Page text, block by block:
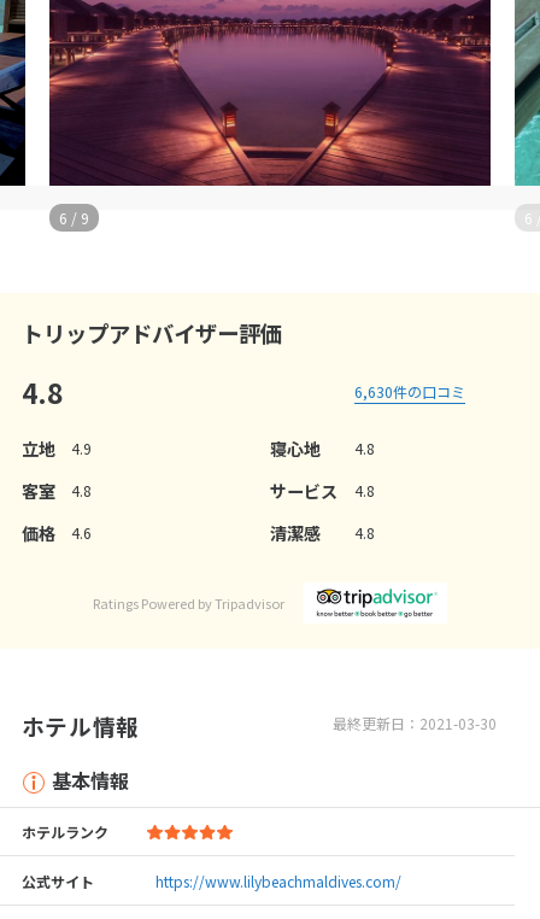
6 / 9 6
トリップアドバイザー評価
4.8 6,630件の口コミ
立地 4.9 寝心地 4.8
客室 4.8 サービス 4.8
価格 4.6 清潔感 4.8
Ratings Powered by Tripadvisor
最終更新日：2021-03-30
ホテル情報
基本情報
ホテルランク
公式サイト https://www.lilybeachmaldives.com/